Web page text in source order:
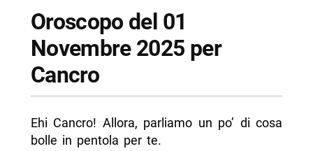
Oroscopo del 01
Novembre 2025 per
Cancro
Ehi Cancro! Allora, parliamo un po’ di cosa
bolle in pentola per te.